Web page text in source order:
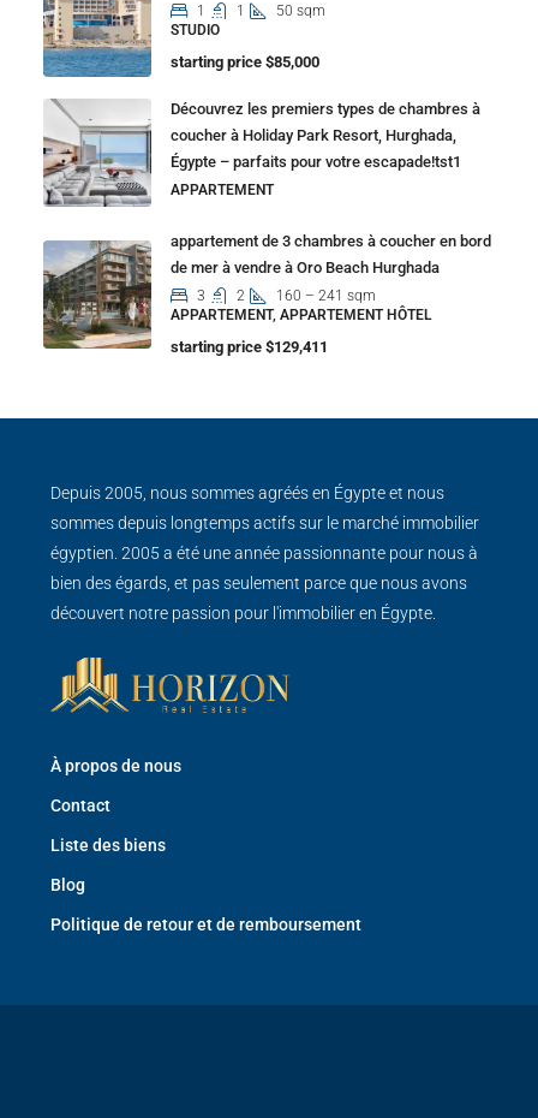
1 1
50 sqm
STUDIO
starting price $85,000
Découvrez les premiers types de chambres à
coucher à Holiday Park Resort, Hurghada,
Égypte – parfaits pour votre escapade!tst1
APPARTEMENT
appartement de 3 chambres à coucher en bord
de mer à vendre à Oro Beach Hurghada
3 2
160 – 241 sqm
APPARTEMENT, APPARTEMENT HÔTEL
starting price $129,411
Depuis 2005, nous sommes agréés en Égypte et nous
sommes depuis longtemps actifs sur le marché immobilier
égyptien. 2005 a été une année passionnante pour nous à
bien des égards, et pas seulement parce que nous avons
découvert notre passion pour l'immobilier en Égypte.
À propos de nous
Contact
Liste des biens
Blog
Politique de retour et de remboursement